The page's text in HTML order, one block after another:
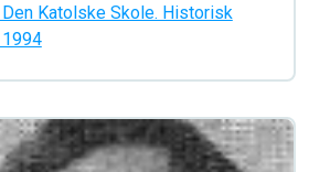
Katolske Skole. Historisk
1994